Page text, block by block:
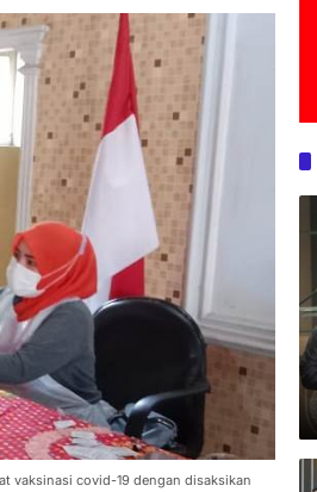
vaksinasi covid-19 dengan disaksikan